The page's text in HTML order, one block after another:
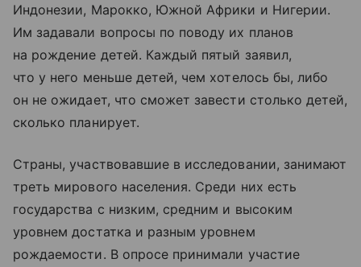
Индонезии, Марокко, Южной Африки и Нигерии.
Им задавали вопросы по поводу их планов
на рождение детей. Каждый пятый заявил,
что у него меньше детей, чем хотелось бы, либо
он не ожидает, что сможет завести столько детей,
сколько планирует.
Страны, участвовавшие в исследовании, занимают
треть мирового населения. Среди них есть
государства с низким, средним и высоким
уровнем достатка и разным уровнем
рождаемости. В опросе принимали участие